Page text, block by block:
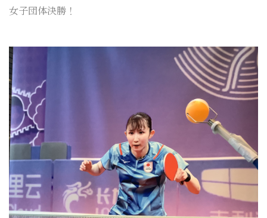
女子団体決勝！